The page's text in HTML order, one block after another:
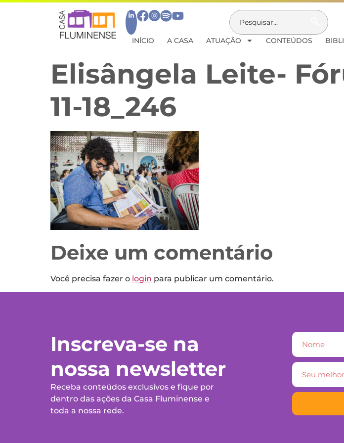
INÍCIO A CASA ATUAÇÃO CONTEÚDOS
Elisângela Leite-
11-18_246
Deixe um comentário
Você precisa fazer o login para publicar um comentário.
Inscreva-se na
nossa newsletter
Receba conteúdos exclusivos e fique por
dentro das ações da Casa Fluminense e
toda a nossa rede.